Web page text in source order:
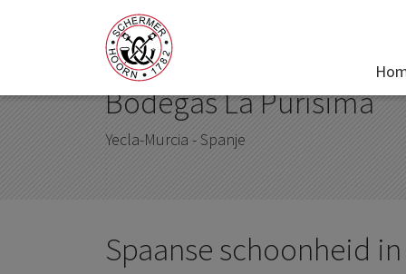
Home
Bodegas La Purísima
Yecla-Murcia - Spanje
Spaanse schoonheid